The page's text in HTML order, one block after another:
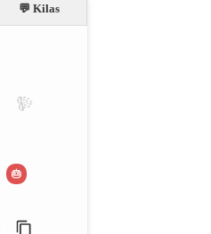
💬 Kilas
🎊
🎂